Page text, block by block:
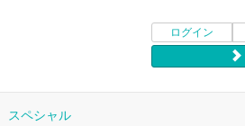
ログイン
スペシャル